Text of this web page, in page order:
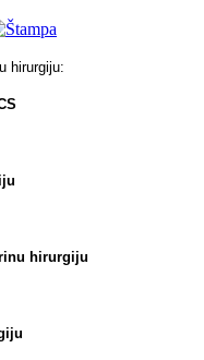
hirurgiju:
hirurgiju